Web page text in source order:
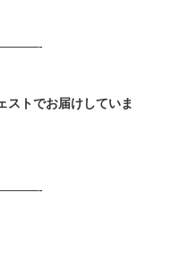
ストでお届けしていま